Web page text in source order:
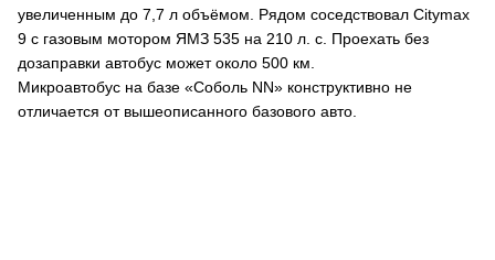
увеличенным до 7,7 л объёмом. Рядом соседствовал Citymax
9 с газовым мотором ЯМЗ 535 на 210 л. с. Проехать без
дозаправки автобус может около 500 км.
Микроавтобус на базе «Соболь NN» конструктивно не
отличается от вышеописанного базового авто.